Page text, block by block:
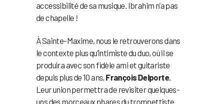
accessibilité de sa musique. Ibrahim n’a pas
de chapelle !
À Sainte-Maxime, nous le retrouverons dans
le contexte plus qu’intimiste du duo, où il se
produira avec son fidèle ami et guitariste
depuis plus de 10 ans, François Delporte.
Leur union permettra de revisiter quelques-
uns des morceaux phares du trompettiste